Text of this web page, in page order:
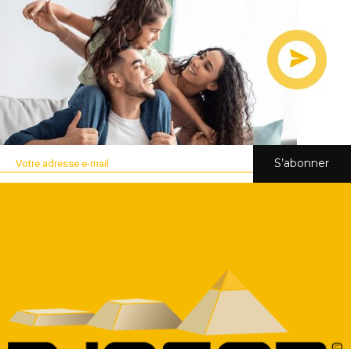
S’abonner